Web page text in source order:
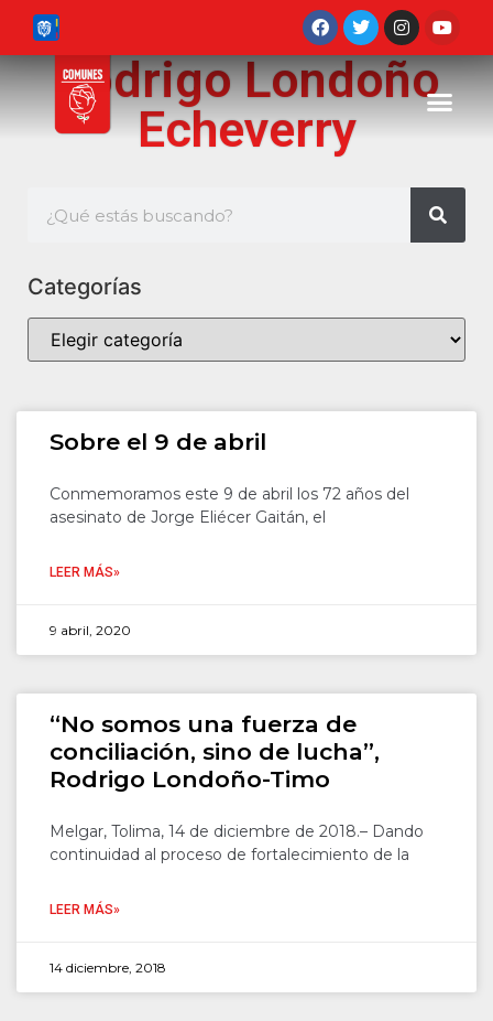
Rodrigo Londoño
Echeverry
Categorías
Sobre el 9 de abril
Conmemoramos este 9 de abril los 72 años del
asesinato de Jorge Eliécer Gaitán, el
LEER MÁS»
9 abril, 2020
“No somos una fuerza de
conciliación, sino de lucha”,
Rodrigo Londoño-Timo
Melgar, Tolima, 14 de diciembre de 2018.– Dando
continuidad al proceso de fortalecimiento de la
LEER MÁS»
14 diciembre, 2018